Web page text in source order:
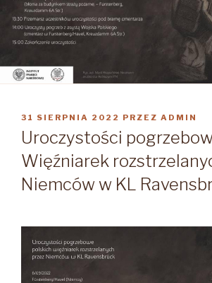
OPUBLIKOWANE
W
31 SIERPNIA 2022 PRZEZ ADMIN
Uroczystości
Więźniarek
Niemców w KL